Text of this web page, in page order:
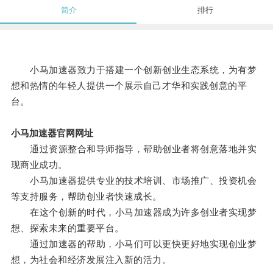
简介 排行
小马加速器致力于搭建一个创新创业生态系统，为有梦
想和热情的年轻人提供一个展示自己才华和实践创意的平
台。
小马加速器官网网址
通过资源整合和导师指导，帮助创业者将创意落地并实
现商业成功。
小马加速器提供专业的技术培训、市场推广、投资机会
等支持服务，帮助创业者快速成长。
在这个创新的时代，小马加速器成为许多创业者实现梦
想、探索未来的重要平台。
通过加速器的帮助，小马们可以更快更好地实现创业梦
想，为社会和经济发展注入新的活力。